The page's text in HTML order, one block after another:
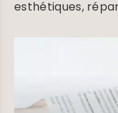
esthétiques,